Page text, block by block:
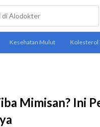
Mimisan? Ini